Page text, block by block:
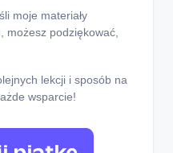
moje materiały
możesz podziękować,
lekcji i sposób na
wsparcie!